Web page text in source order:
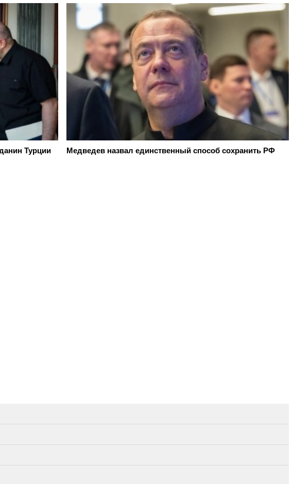
Турции Медведев назвал единственный способ сохранить РФ